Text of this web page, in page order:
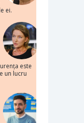
ei.
este
un lucru